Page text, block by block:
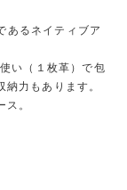
あるネイティブア
い（１枚革）で包
力もあります。
。